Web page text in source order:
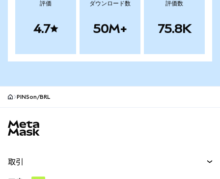
評価
4.7
ダウンロード数
50M+
評価数
75.8K
PINSon/BRL
取引